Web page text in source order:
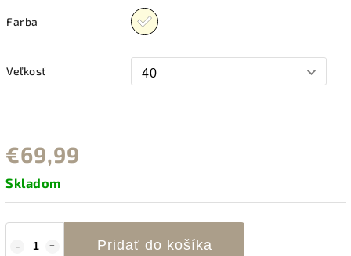
Farba
Veľkosť
€69,99
Skladom
Pridať do košíka